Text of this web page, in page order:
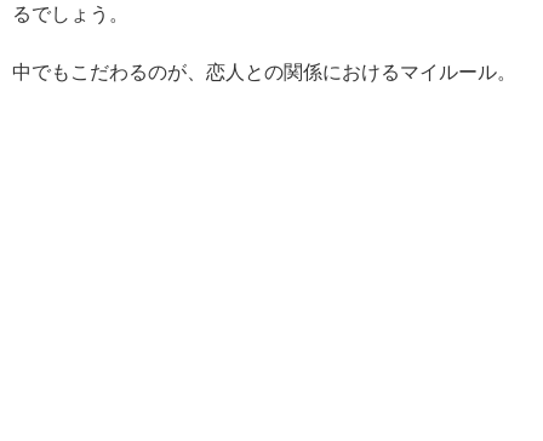
るでしょう。
中でもこだわるのが、恋人との関係におけるマイルール。